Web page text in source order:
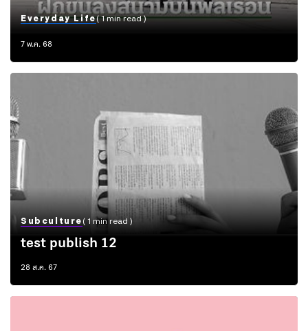
Everyday Life( 1 min read )
7 พ.ค. 68
Subculture ( 1 min read )
test publish 12
28 ส.ค. 67